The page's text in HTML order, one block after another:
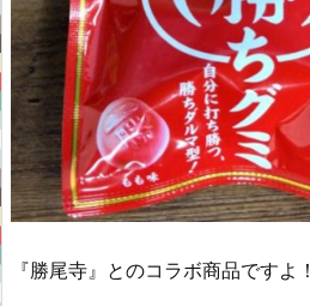
『勝尾寺』とのコラボ商品ですよ！